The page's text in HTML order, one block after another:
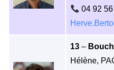
04 92 56
13 –
Hélène,